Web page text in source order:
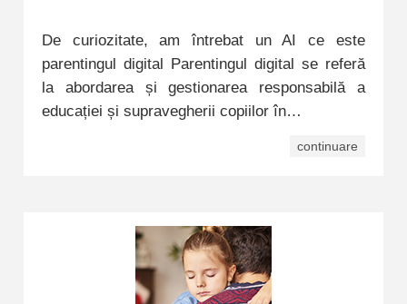
De curiozitate, am întrebat un AI ce este
parentingul digital Parentingul digital se referă
la abordarea și gestionarea responsabilă a
educației și supravegherii copiilor în…
continuare